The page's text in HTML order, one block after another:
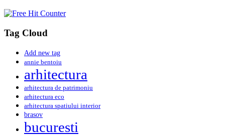
Tag Cloud
Add new tag
annie bentoiu
arhitectura
arhitectura de patrimoniu
arhitectura eco
arhitectura spatiului interior
brasov
bucuresti